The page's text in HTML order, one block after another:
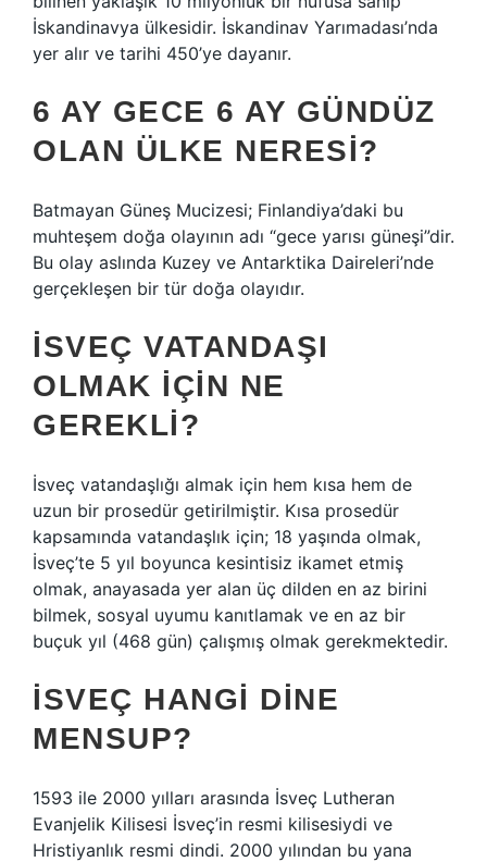
İskandinavya ülkesidir. İskandinav Yarımadası’nda
yer alır ve tarihi 450’ye dayanır.
6 AY GECE 6 AY GÜNDÜZ
OLAN ÜLKE NERESI?
Batmayan Güneş Mucizesi; Finlandiya’daki bu
muhteşem doğa olayının adı “gece yarısı güneşi”dir.
Bu olay aslında Kuzey ve Antarktika Daireleri’nde
gerçekleşen bir tür doğa olayıdır.
İSVEÇ VATANDAŞI
OLMAK IÇIN NE
GEREKLI?
İsveç vatandaşlığı almak için hem kısa hem de
uzun bir prosedür getirilmiştir. Kısa prosedür
kapsamında vatandaşlık için; 18 yaşında olmak,
İsveç’te 5 yıl boyunca kesintisiz ikamet etmiş
olmak, anayasada yer alan üç dilden en az birini
bilmek, sosyal uyumu kanıtlamak ve en az bir
buçuk yıl (468 gün) çalışmış olmak gerekmektedir.
İSVEÇ HANGI DINE
MENSUP?
1593 ile 2000 yılları arasında İsveç Lutheran
Evanjelik Kilisesi İsveç’in resmi kilisesiydi ve
Hristiyanlık resmi dindi. 2000 yılından bu yana